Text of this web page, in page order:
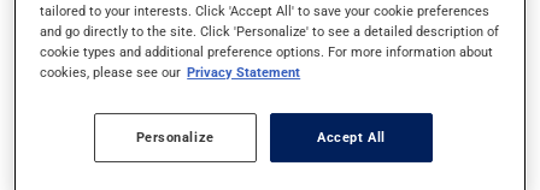
En plus de ses effets recherchés, ce produit peut à
l'occasion entraîner certains effets indésirables (effets
secondaires), notamment :
il peut provoquer une diminution des taux de
globules rouges (anémie);
il peut causer des maux de tête;
tailored to your interests. Click 'Accept All' to save your cookie preferences
and go directly to the site. Click 'Personalize' to see a detailed description of
cookie types and additional preference options. For more information about
cookies, please see our Privacy Statement
Personalize Accept All